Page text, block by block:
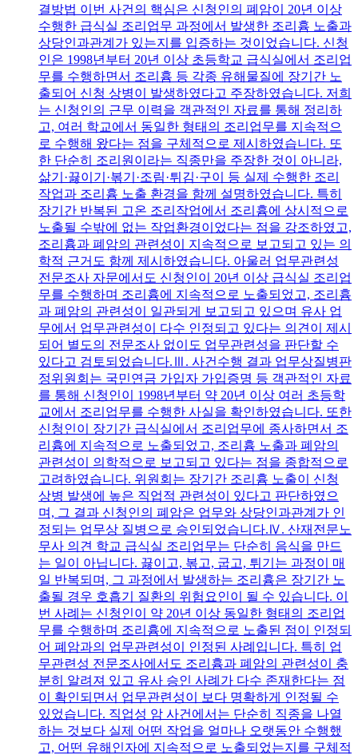
결방법 이번 사건의 핵심은 신청인의 폐암이 20년 이상
수행한 급식실 조리업무 과정에서 발생한 조리흄 노출과
상당인과관계가 있는지를 입증하는 것이었습니다. 신청
인은 1998년부터 20년 이상 초등학교 급식실에서 조리업
무를 수행하면서 조리흄 등 각종 유해물질에 장기간 노
출되어 신청 상병이 발생하였다고 주장하였습니다. 저희
는 신청인의 근무 이력을 객관적인 자료를 통해 정리하
고, 여러 학교에서 동일한 형태의 조리업무를 지속적으
로 수행해 왔다는 점을 구체적으로 제시하였습니다. 또
한 단순히 조리원이라는 직종만을 주장한 것이 아니라,
삶기·끓이기·볶기·조림·튀김·구이 등 실제 수행한 조리
작업과 조리흄 노출 환경을 함께 설명하였습니다. 특히
장기간 반복된 고온 조리작업에서 조리흄에 상시적으로
노출될 수밖에 없는 작업환경이었다는 점을 강조하였고,
조리흄과 폐암의 관련성이 지속적으로 보고되고 있는 의
학적 근거도 함께 제시하였습니다. 아울러 업무관련성
전문조사 자문에서도 신청인이 20년 이상 급식실 조리업
무를 수행하며 조리흄에 지속적으로 노출되었고, 조리흄
과 폐암의 관련성이 일관되게 보고되고 있으며 유사 업
무에서 업무관련성이 다수 인정되고 있다는 의견이 제시
되어 별도의 전문조사 없이도 업무관련성을 판단할 수
있다고 검토되었습니다.Ⅲ. 사건수행 결과 업무상질병판
정위원회는 국민연금 가입자 가입증명 등 객관적인 자료
를 통해 신청인이 1998년부터 약 20년 이상 여러 초등학
교에서 조리업무를 수행한 사실을 확인하였습니다. 또한
신청인이 장기간 급식실에서 조리업무에 종사하면서 조
리흄에 지속적으로 노출되었고, 조리흄 노출과 폐암의
관련성이 의학적으로 보고되고 있다는 점을 종합적으로
고려하였습니다. 위원회는 장기간 조리흄 노출이 신청
상병 발생에 높은 직업적 관련성이 있다고 판단하였으
며, 그 결과 신청인의 폐암은 업무와 상당인과관계가 인
정되는 업무상 질병으로 승인되었습니다.Ⅳ. 산재전문노
무사 의견 학교 급식실 조리업무는 단순히 음식을 만드
는 일이 아닙니다. 끓이고, 볶고, 굽고, 튀기는 과정이 매
일 반복되며, 그 과정에서 발생하는 조리흄은 장기간 노
출될 경우 호흡기 질환의 위험요인이 될 수 있습니다. 이
번 사례는 신청인이 약 20년 이상 동일한 형태의 조리업
무를 수행하며 조리흄에 지속적으로 노출된 점이 인정되
어 폐암과의 업무관련성이 인정된 사례입니다. 특히 업
무관련성 전문조사에서도 조리흄과 폐암의 관련성이 충
분히 알려져 있고 유사 승인 사례가 다수 존재한다는 점
이 확인되면서 업무관련성이 보다 명확하게 인정될 수
있었습니다. 직업성 암 사건에서는 단순히 직종을 나열
하는 것보다 실제 어떤 작업을 얼마나 오랫동안 수행했
고, 어떤 유해인자에 지속적으로 노출되었는지를 구체적